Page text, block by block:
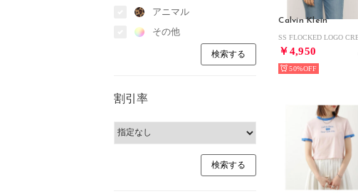
アニマル
その他
割引率
Calvin Klein
￥4,950
50%